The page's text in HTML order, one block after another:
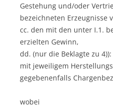
Gestehung und/oder
bezeichneten Erzeugnisse
cc. den mit den unter I.1.
erzielten Gewinn,
dd. (nur die Beklagte zu
mit jeweiligem
gegebenenfalls
wobei